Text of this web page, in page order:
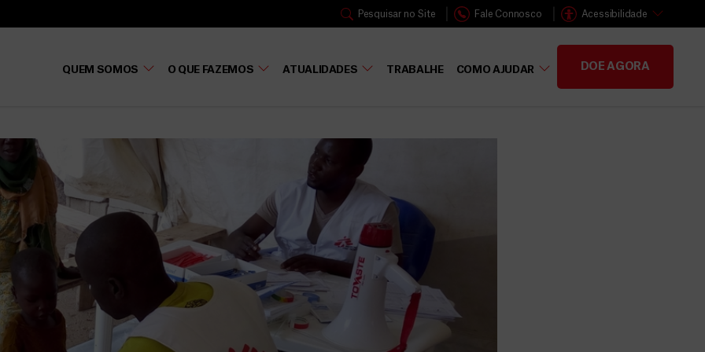
Pesquisar no Site Fale Connosco Acessibilidade
QUEM SOMOS O QUE FAZEMOS ATUALIDADES TRABALHE COMO AJUDAR DOE AGORA